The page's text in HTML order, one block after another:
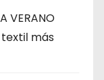
VERANO
más